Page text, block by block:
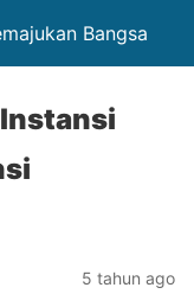
Bangsa
5 tahun ago